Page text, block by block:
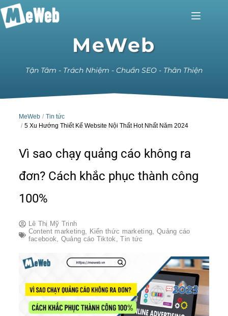
MeWeb
Tận Tâm - Trách Nhiệm - Chuẩn SEO - Thân Thiện
MeWeb
Tin tức
5 Xu Hướng Thiết Kế Website Nội Thất Hot Nhất Năm 2024
Vì sao chạy quảng cáo không ra
đơn? Cách khắc phục thành công
100%
Lê Thị Mỹ Trinh
Content marketing, Kiến thức marketing, Quảng cáo
facebook, Quảng cáo Tiktok ,Tin tức